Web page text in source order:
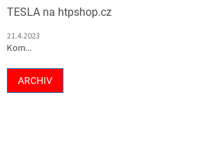
TESLA na htpshop.cz
21.4.2023
Kom...
ARCHIV